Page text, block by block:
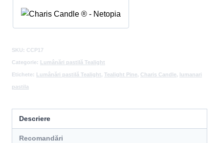
SKU: CCP17
Categorie: Lumânări pastilă Tealight
Etichete: Lumânări pastilă Tealight, Tealight Pine, Charis Candle, lumanari
pastila
Descriere
Recomandări